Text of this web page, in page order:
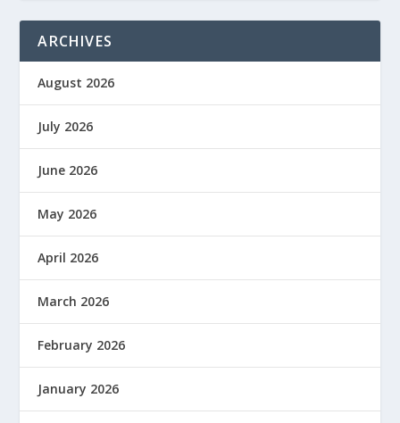
ARCHIVES
August 2026
July 2026
June 2026
May 2026
April 2026
March 2026
February 2026
January 2026